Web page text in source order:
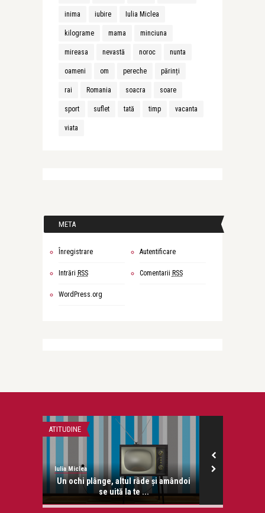
inima iubire Iulia Miclea
kilograme mama minciuna
mireasa nevastă noroc nunta
oameni om pereche părinți
rai Romania soacra soare
sport suflet tată timp vacanta
viata
META
Înregistrare Autentificare
Intrări RSS Comentarii RSS
WordPress.org
ATITUDINE
Iulia Miclea
Un ochi plânge, altul râde și amândoi
se uită la te ...